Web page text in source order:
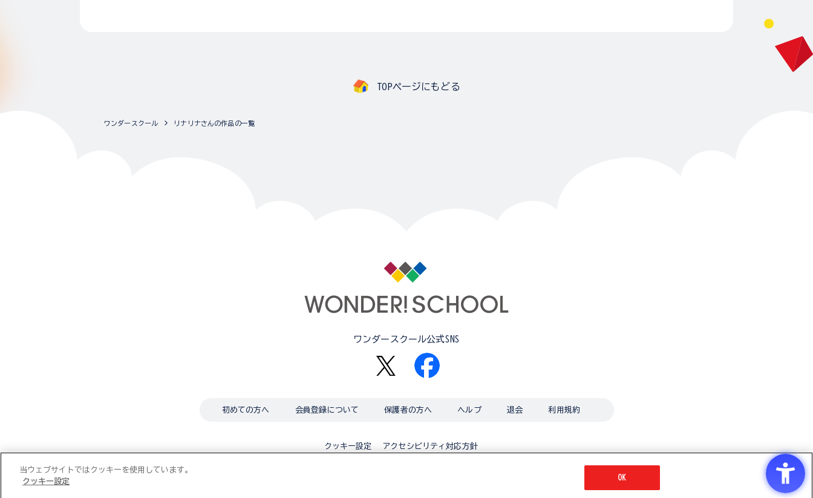
TOPページにもどる
ワンダースクール リナリナさんの作品の一覧
ワンダースクール公式SNS
初めての方へ 会員登録について 保護者の方へ ヘルプ 退会 利用規約
クッキー設定 アクセシビリティ対応方針
当ウェブサイトではクッキーを使用しています。
クッキー設定
OK